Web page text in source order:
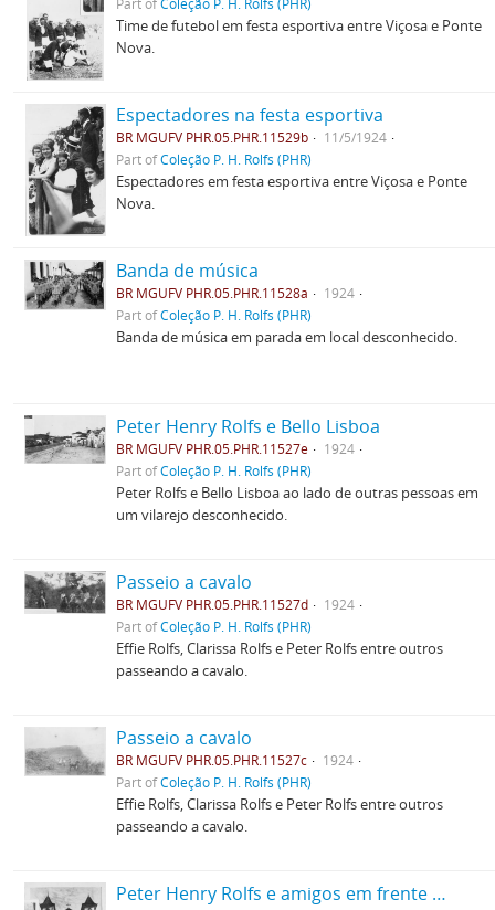
Time de futebol em festa esportiva entre Viçosa e Ponte
Nova.
Espectadores na festa esportiva
BR MGUFV PHR.05.PHR.11529b
11/5/1924
Part ofColeção P. H. Rolfs (PHR)
Espectadores em festa esportiva entre Viçosa e Ponte
Nova.
Banda de música
BR MGUFV PHR.05.PHR.11528a
1924
Part ofColeção P. H. Rolfs (PHR)
Banda de música em parada em local desconhecido.
Peter Henry Rolfs e Bello Lisboa
BR MGUFV PHR.05.PHR.11527e
1924
Part ofColeção P. H. Rolfs (PHR)
Peter Rolfs e Bello Lisboa ao lado de outras pessoas em
um vilarejo desconhecido.
Passeio a cavalo
BR MGUFV PHR.05.PHR.11527d
1924
Part ofColeção P. H. Rolfs (PHR)
Effie Rolfs, Clarissa Rolfs e Peter Rolfs entre outros
passeando a cavalo.
Passeio a cavalo
BR MGUFV PHR.05.PHR.11527c
1924
Part ofColeção P. H. Rolfs (PHR)
Effie Rolfs, Clarissa Rolfs e Peter Rolfs entre outros
passeando a cavalo.
Peter Henry Rolfs e amigos em frente a uma igreja